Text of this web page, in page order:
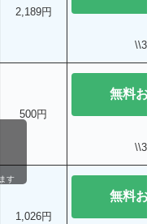
2,189円
\\31
500円
無料お
\\30
1,026円
無料お
す